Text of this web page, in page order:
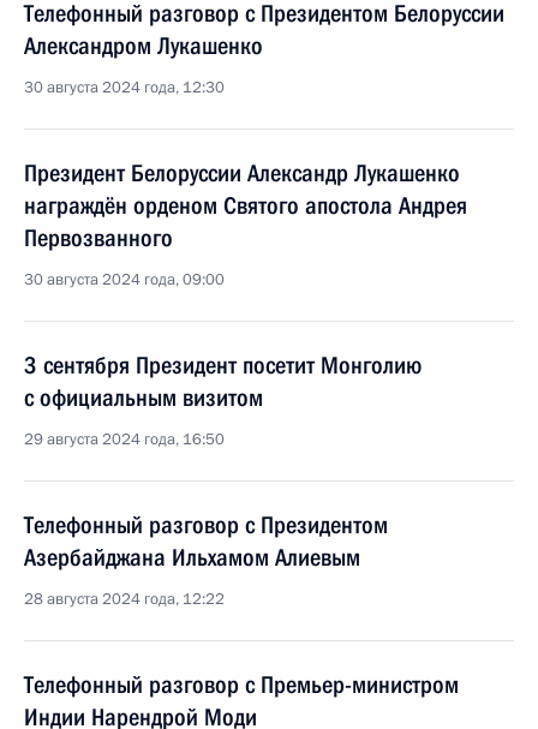
Телефонный разговор с Президентом Белоруссии
Александром Лукашенко
30 августа 2024 года, 12:30
Президент Белоруссии Александр Лукашенко
награждён орденом Святого апостола Андрея
Первозванного
30 августа 2024 года, 09:00
3 сентября Президент посетит Монголию
с официальным визитом
29 августа 2024 года, 16:50
Телефонный разговор с Президентом
Азербайджана Ильхамом Алиевым
28 августа 2024 года, 12:22
Телефонный разговор с Премьер-министром
Индии Нарендрой Моди